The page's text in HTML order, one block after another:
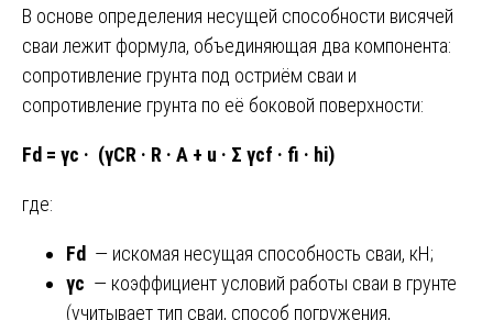
В основе определения несущей способности висячей
сваи лежит формула, объединяющая два компонента:
сопротивление грунта под остриём сваи и
сопротивление грунта по её боковой поверхности:
Fd = γc · (γCR · R · A + u · Σ γcf · fi · hi)
где:
Fd — искомая несущая способность сваи, кН;
γc — коэффициент условий работы сваи в грунте
(учитывает тип сваи, способ погружения,